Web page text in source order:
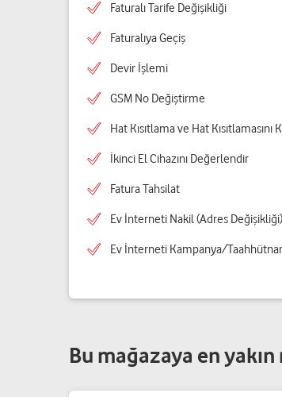
Faturalı Tarife Değişikliği
Faturalıya Geçiş
Devir İşlemi
GSM No Değiştirme
Hat Kısıtlama ve Hat Kısıtlamasını
İkinci El Cihazını Değerlendir
Fatura Tahsilat
Ev İnterneti Nakil (Adres Değişikliği)
Ev İnterneti Kampanya/
Bu mağazaya en